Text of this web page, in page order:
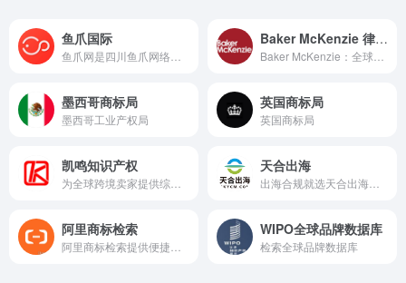
鱼爪国际 Baker McKenzie 律师事务所
墨西哥商标局
墨西哥工业产权局
英国商标局
英国商标局
凯鸣知识产权 天合出海
阿里商标检索 WIPO全球品牌数据库
检索全球品牌数据库